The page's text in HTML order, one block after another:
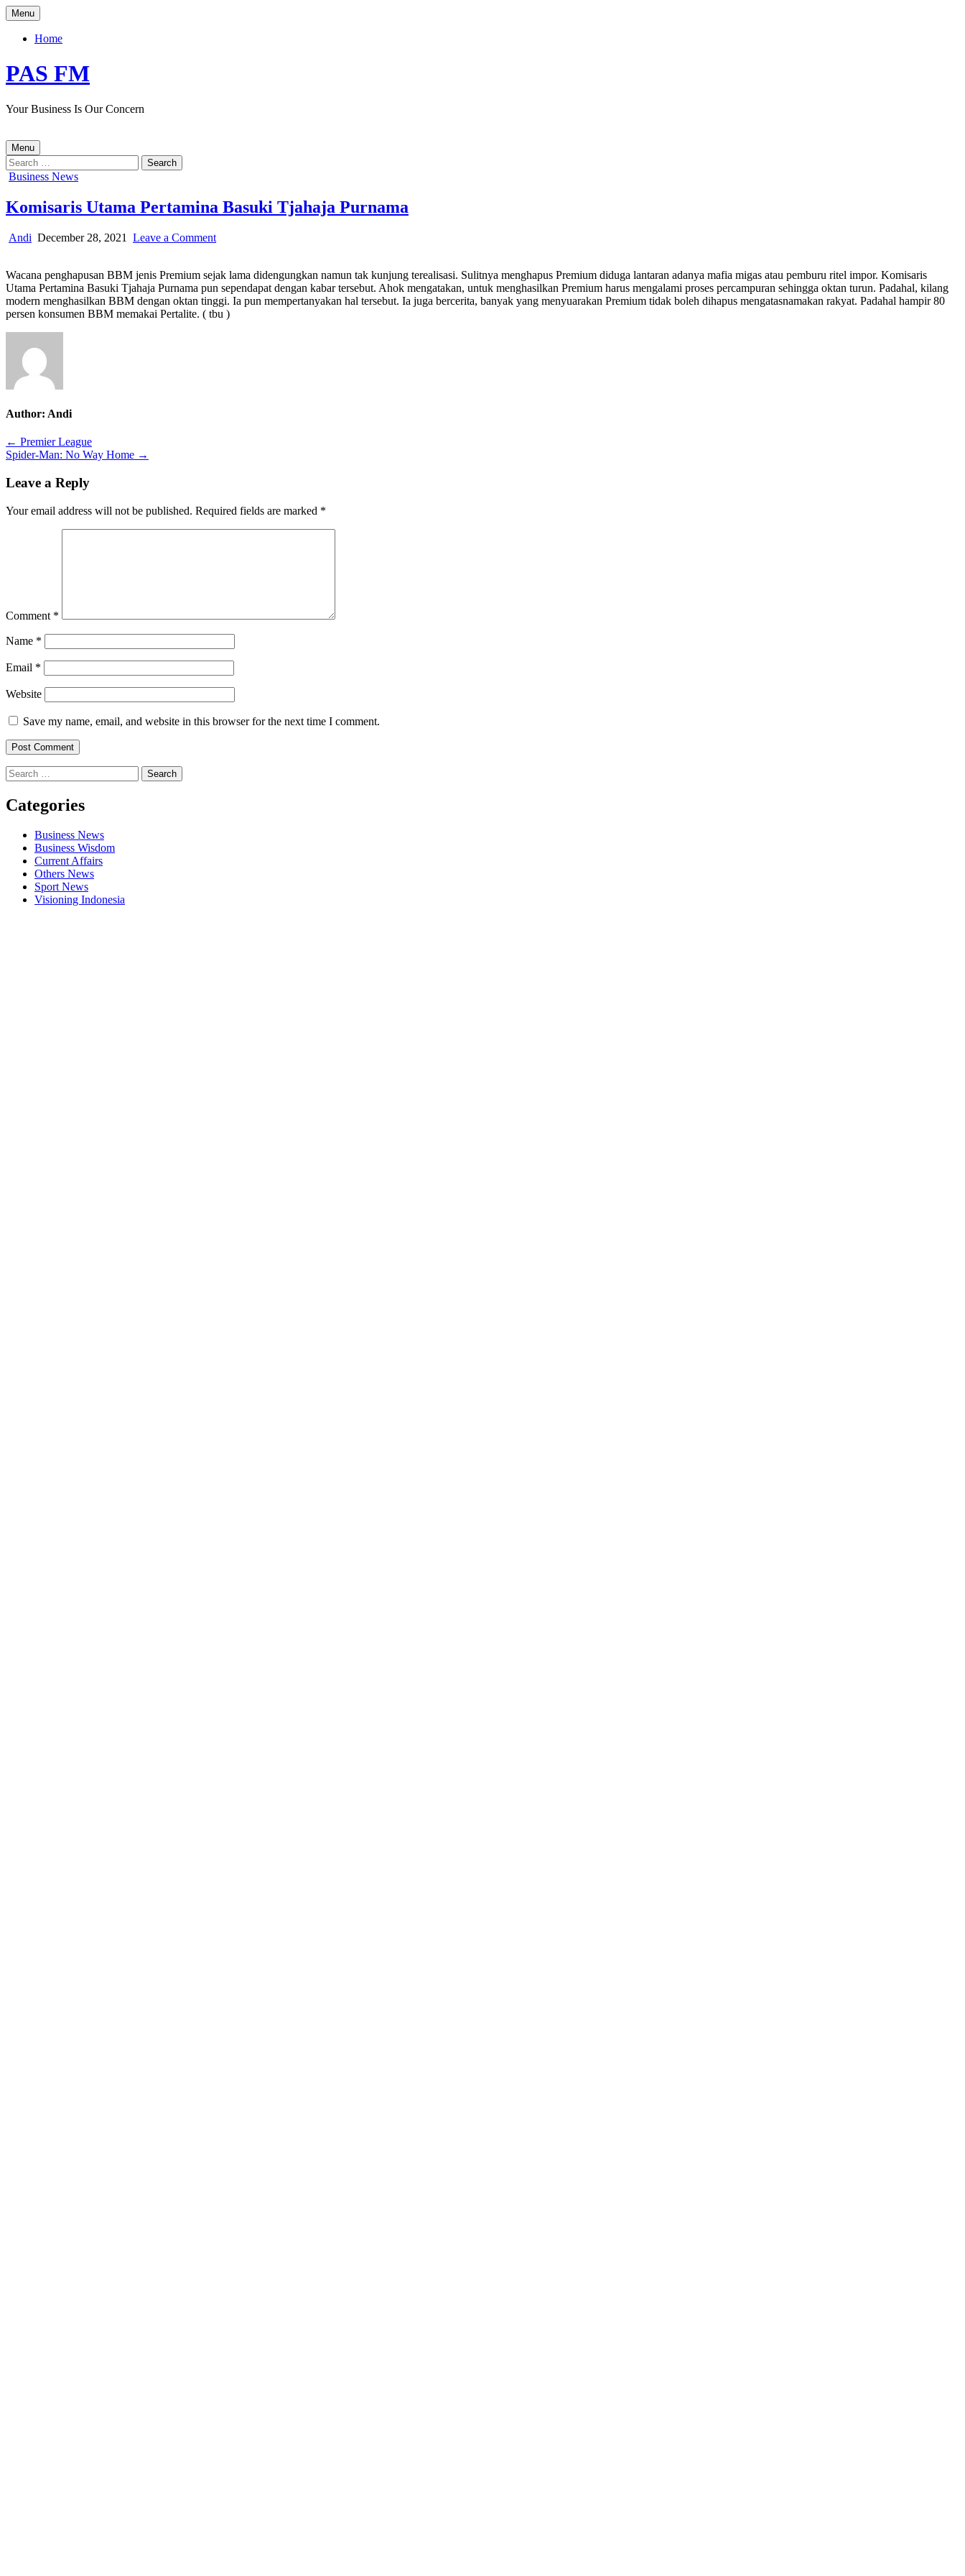
Skip
to
content
Menu
Home
PAS FM
Your Business Is Our Concern
Menu
Search
for:
Posted
Business News
Komisaris Utama Pertamina Basuki Tjahaja Purnama
Author:
Andi Published
December 28, 2021 Leave a Commenton
Pertamina
Basuki
Tjahaja
Purnama
Wacana penghapusan BBM jenis Premium sejak lama didengungkan namun tak kunjung terealisasi. Sulitnya menghapus Premium diduga lantaran adanya mafia migas atau pemburu ritel impor. Komisaris
Utama Pertamina Basuki Tjahaja Purnama pun sependapat dengan kabar tersebut. Ahok mengatakan, untuk menghasilkan Premium harus mengalami proses percampuran sehingga oktan turun. Padahal, kilang
modern menghasilkan BBM dengan oktan tinggi. Ia pun mempertanyakan hal tersebut. Ia juga bercerita, banyak yang menyuarakan Premium tidak boleh dihapus mengatasnamakan rakyat. Padahal hampir 80
persen konsumen BBM memakai Pertalite. ( tbu )
Author: Andi
Post
navigation
← Premier League
Spider-Man: No Way Home →
Leave a Reply
Your email address will not be published. Required fields are marked *
Comment *
Name *
Email *
Website
Save my name, email, and website in this browser for the next time I comment.
Search
for:
Categories
Business News
Business Wisdom
Current Affairs
Others News
Sport News
Visioning Indonesia